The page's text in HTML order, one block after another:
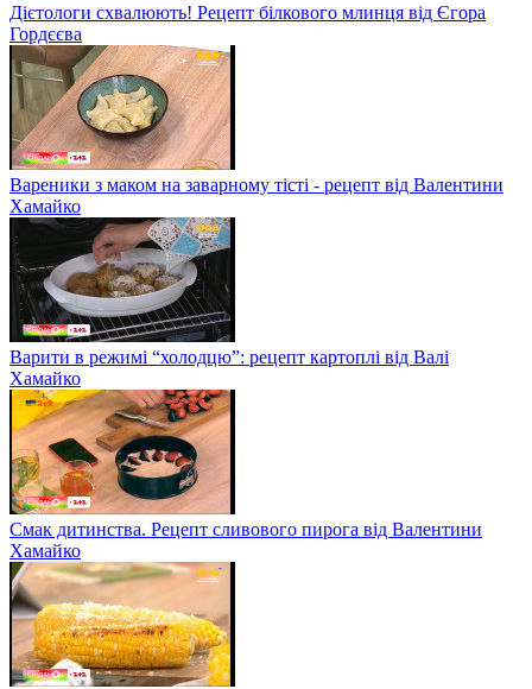
Дієтологи схвалюють! Рецепт білкового млинця від Єгора
Гордєєва
Вареники з маком на заварному тісті - рецепт від Валентини
Хамайко
Варити в режимі “холодцю”: рецепт картоплі від Валі
Хамайко
Смак дитинства. Рецепт сливового пирога від Валентини
Хамайко